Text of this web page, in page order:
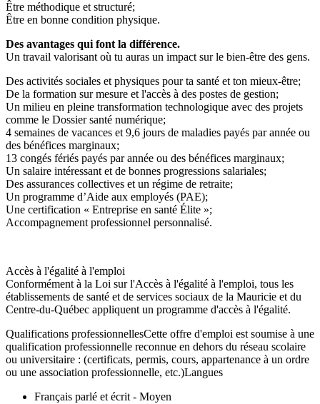
Être méthodique et structuré;
Être en bonne condition physique.
Des avantages qui font la différence.
Un travail valorisant où tu auras un impact sur le bien-être des gens.
Des activités sociales et physiques pour ta santé et ton mieux-être;
De la formation sur mesure et l'accès à des postes de gestion;
Un milieu en pleine transformation technologique avec des projets
comme le Dossier santé numérique;
4 semaines de vacances et 9,6 jours de maladies payés par année ou
des bénéfices marginaux;
13 congés fériés payés par année ou des bénéfices marginaux;
Un salaire intéressant et de bonnes progressions salariales;
Des assurances collectives et un régime de retraite;
Un programme d’Aide aux employés (PAE);
Une certification « Entreprise en santé Élite »;
Accompagnement professionnel personnalisé.
Accès à l'égalité à l'emploi
Conformément à la Loi sur l'Accès à l'égalité à l'emploi, tous les
établissements de santé et de services sociaux de la Mauricie et du
Centre-du-Québec appliquent un programme d'accès à l'égalité.
Qualifications professionnellesCette offre d'emploi est soumise à une
qualification professionnelle reconnue en dehors du réseau scolaire
ou universitaire : (certificats, permis, cours, appartenance à un ordre
ou une association professionnelle, etc.)Langues
Français parlé et écrit - Moyen